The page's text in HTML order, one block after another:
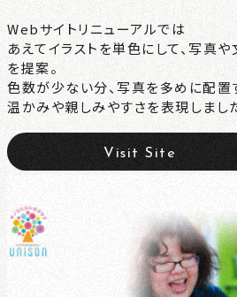
Webサイトリニューアルでは
あえてイラストを単色にして、写真
を提案。
色数が少ない分、写真を多めに配置
温かみや親しみやすさを表現しまし
Visit Site